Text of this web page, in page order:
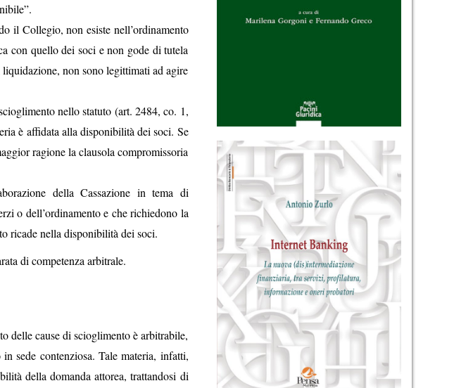
il Collegio, non esiste nell’ordinamento
con quello dei soci e non gode di tutela
non sono legittimati ad agire
nello statuto (art. 2484, co. 1,
è affidata alla disponibilità dei soci. Se
ragione la clausola compromissoria
della Cassazione in tema di
o dell’ordinamento e che richiedono la
ricade nella disponibilità dei soci.
di competenza arbitrale.
delle cause di scioglimento è arbitrabile,
sede contenziosa. Tale materia, infatti,
della domanda attorea, trattandosi di